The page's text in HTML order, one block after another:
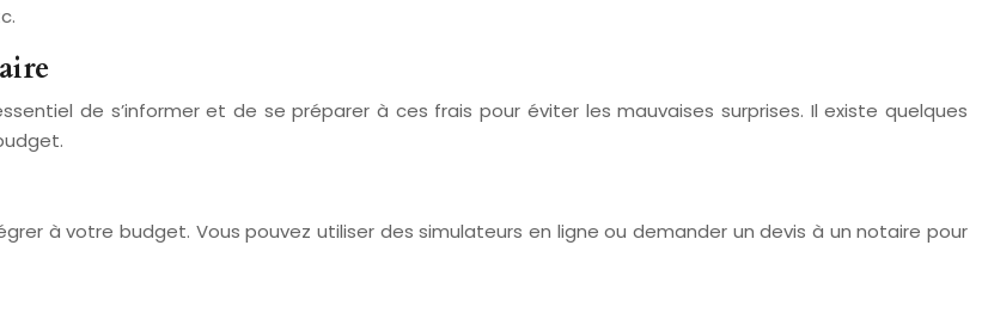
de s’informer et de se préparer à ces frais pour éviter les mauvaises surprises. Il existe quelques
à votre budget. Vous pouvez utiliser des simulateurs en ligne ou demander un devis à un notaire pour